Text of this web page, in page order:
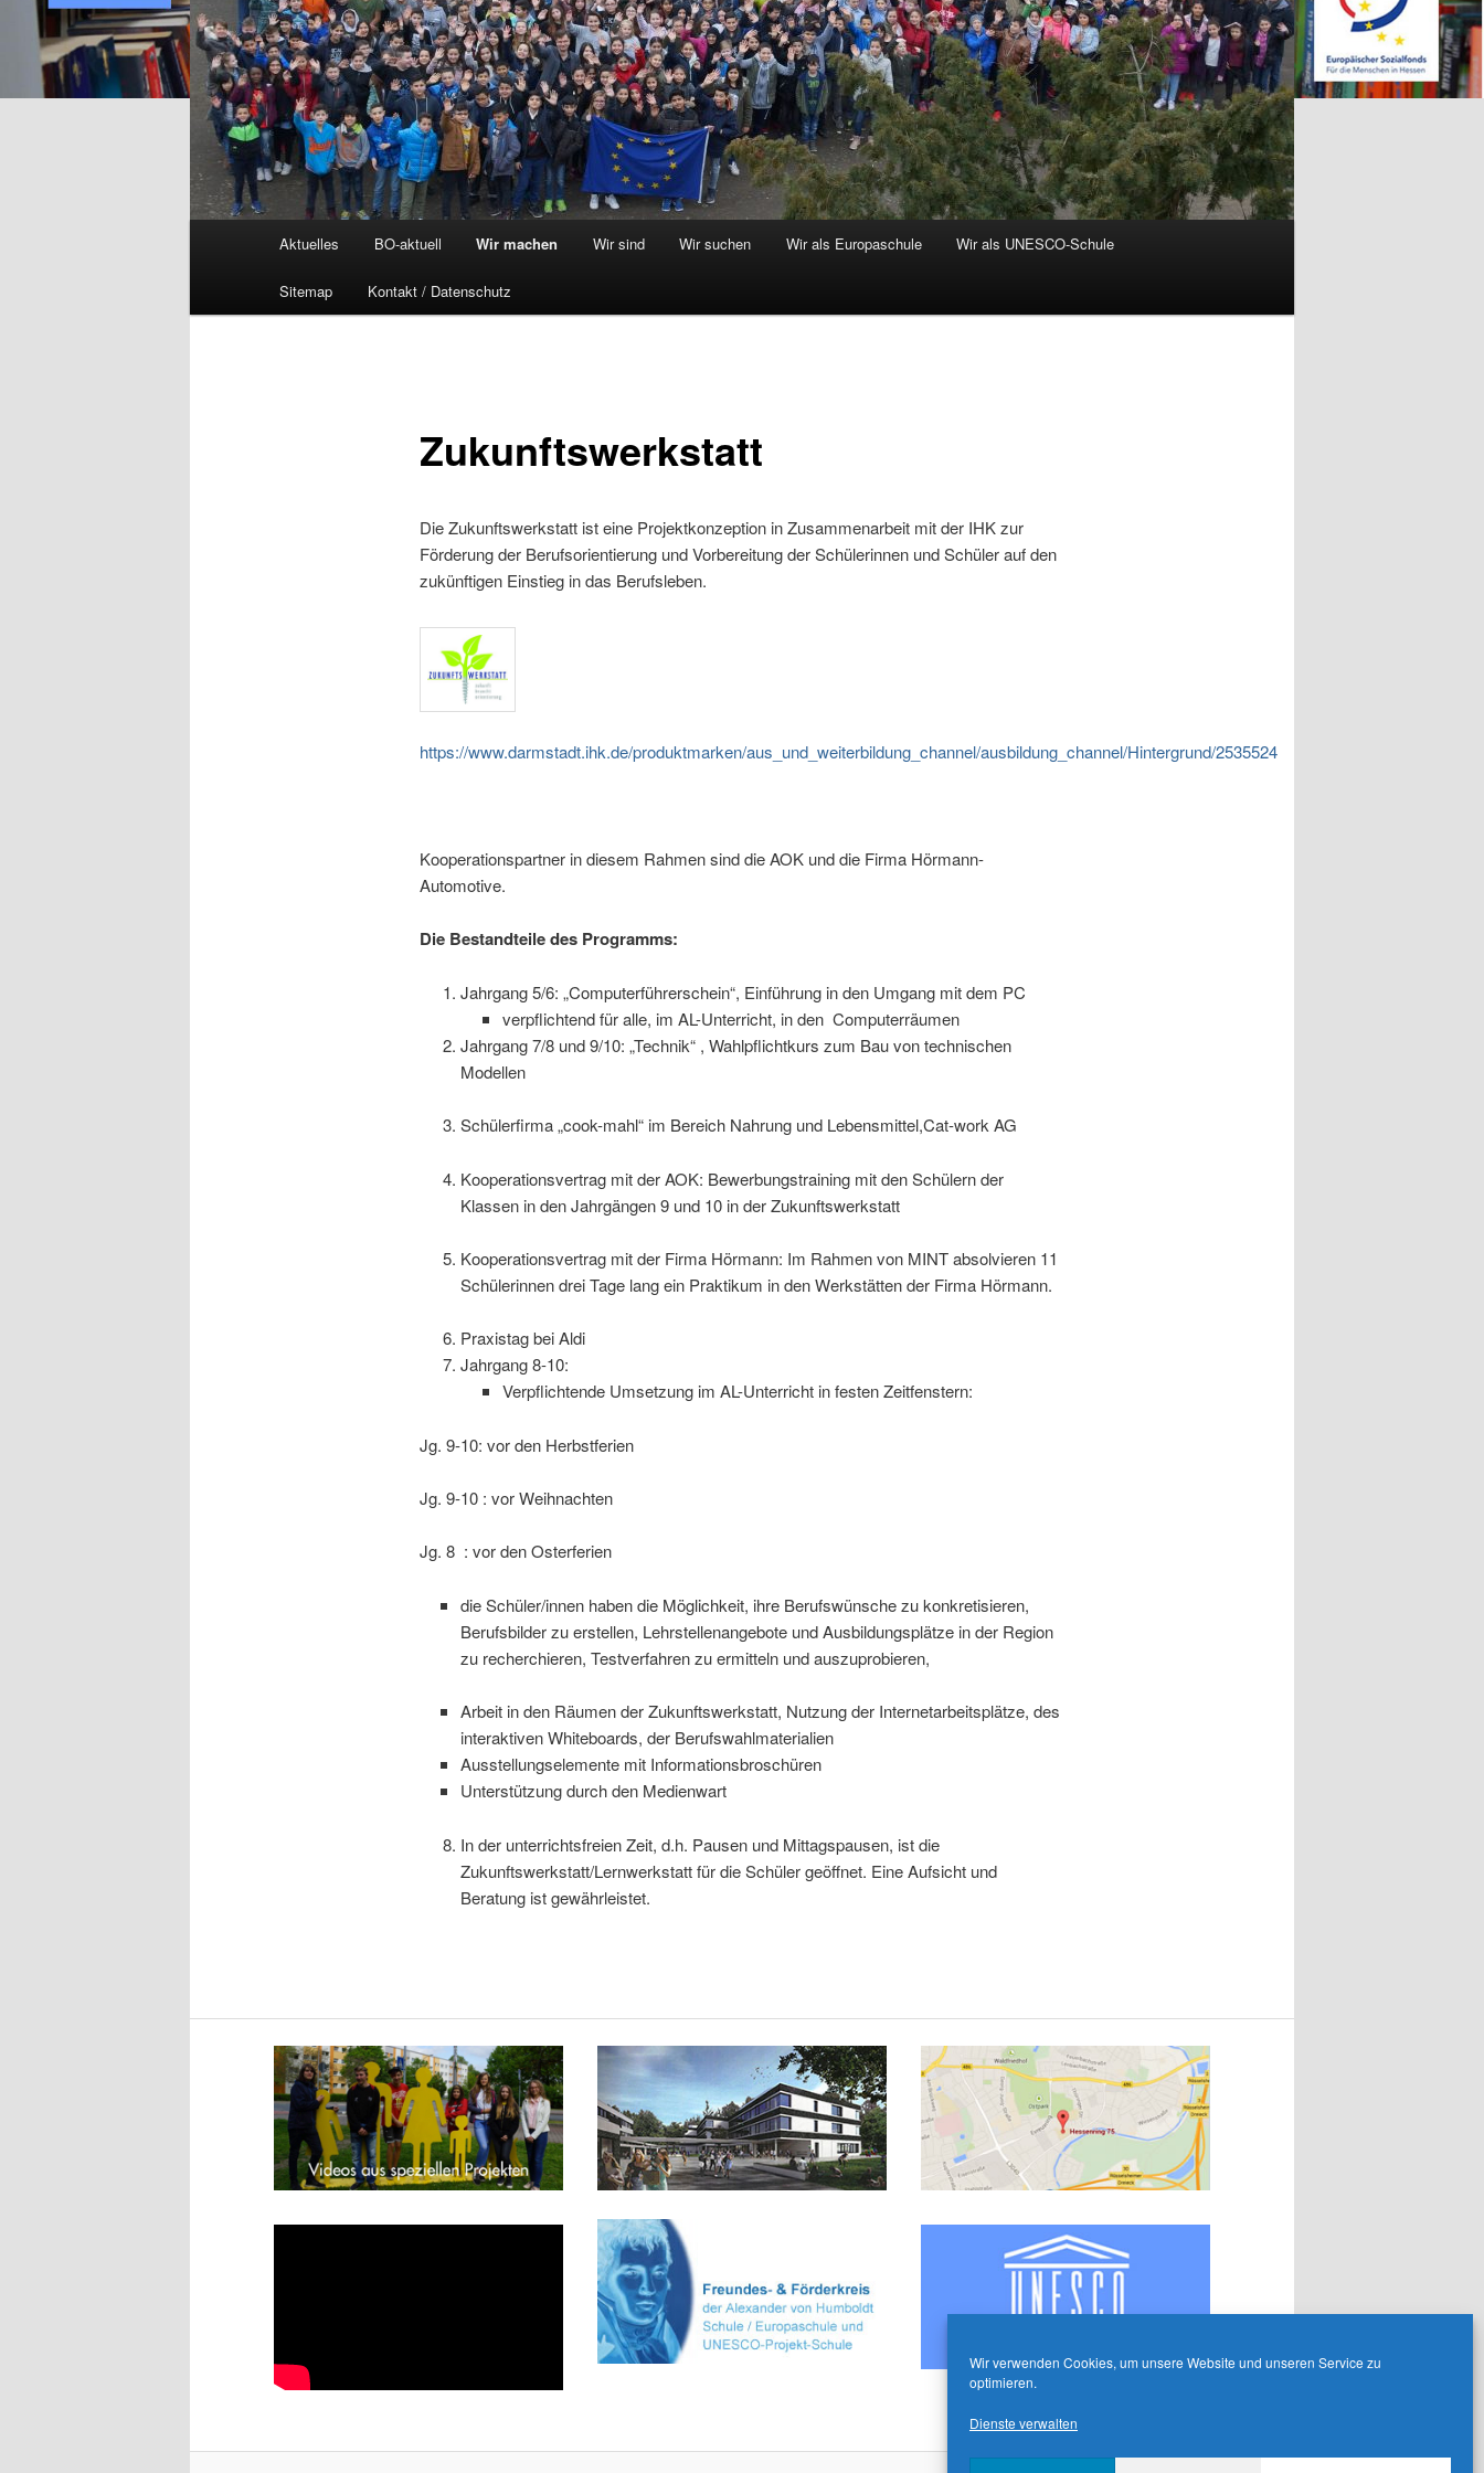
Wir verwenden Cookies, um unsere Website und unseren Service zu
optimieren.
Dienste verwalten
Aktuelles BO-aktuell Wir machen Wir sind Wir suchen Wir als Europaschule Wir als UNESCO-Schule
Sitemap Kontakt / Datenschutz
Zukunftswerkstatt
Die Zukunftswerkstatt ist eine Projektkonzeption in Zusammenarbeit mit der IHK zur
Förderung der Berufsorientierung und Vorbereitung der Schülerinnen und Schüler auf den
zukünftigen Einstieg in das Berufsleben.
https://www.darmstadt.ihk.de/produktmarken/aus_und_weiterbildung_channel/ausbildung_channel/Hintergrund/2535524
Kooperationspartner in diesem Rahmen sind die AOK und die Firma Hörmann-
Automotive.
Die Bestandteile des Programms:
Jahrgang 5/6: „Computerführerschein“, Einführung in den Umgang mit dem PC
verpflichtend für alle, im AL-Unterricht, in den Computerräumen
Jahrgang 7/8 und 9/10: „Technik“ , Wahlpflichtkurs zum Bau von technischen
Modellen
Schülerfirma „cook-mahl“ im Bereich Nahrung und Lebensmittel,Cat-work AG
Kooperationsvertrag mit der AOK: Bewerbungstraining mit den Schülern der
Klassen in den Jahrgängen 9 und 10 in der Zukunftswerkstatt
Kooperationsvertrag mit der Firma Hörmann: Im Rahmen von MINT absolvieren 11
Schülerinnen drei Tage lang ein Praktikum in den Werkstätten der Firma Hörmann.
Praxistag bei Aldi
Jahrgang 8-10:
Verpflichtende Umsetzung im AL-Unterricht in festen Zeitfenstern:
Jg. 9-10: vor den Herbstferien
Jg. 9-10 : vor Weihnachten
Jg. 8 : vor den Osterferien
die Schüler/innen haben die Möglichkeit, ihre Berufswünsche zu konkretisieren,
Berufsbilder zu erstellen, Lehrstellenangebote und Ausbildungsplätze in der Region
zu recherchieren, Testverfahren zu ermitteln und auszuprobieren,
Arbeit in den Räumen der Zukunftswerkstatt, Nutzung der Internetarbeitsplätze, des
interaktiven Whiteboards, der Berufswahlmaterialien
Ausstellungselemente mit Informationsbroschüren
Unterstützung durch den Medienwart
In der unterrichtsfreien Zeit, d.h. Pausen und Mittagspausen, ist die
Zukunftswerkstatt/Lernwerkstatt für die Schüler geöffnet. Eine Aufsicht und
Beratung ist gewährleistet.